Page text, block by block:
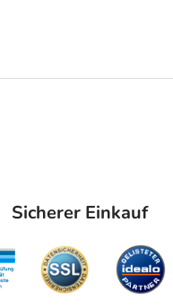
Sicherer Einkauf